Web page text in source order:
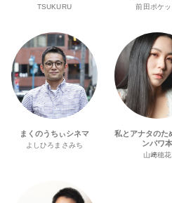
TSUKURU 前田ポケッ
まくのうちぃシネマ
よしひろまさみち
私とアナタのた
ンパワ本
山﨑穂花